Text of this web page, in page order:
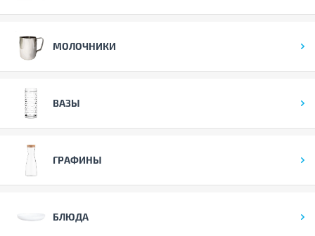
МОЛОЧНИКИ
ВАЗЫ
ГРАФИНЫ
БЛЮДА